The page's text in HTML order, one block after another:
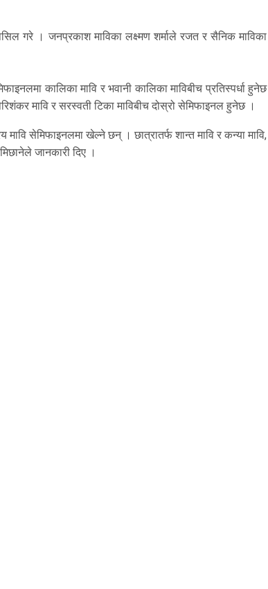
गरे । जनप्रकाश माविका लक्ष्मण शर्माले रजत र सैनिक माविका
कालिका मावि र भवानी कालिका माविबीच प्रतिस्पर्धा हुनेछ
मावि र सरस्वती टिका माविबीच दोस्रो सेमिफाइनल हुनेछ ।
मावि सेमिफाइनलमा खेल्ने छन् । छात्रातर्फ शान्त मावि र कन्या मावि,
जानकारी दिए ।